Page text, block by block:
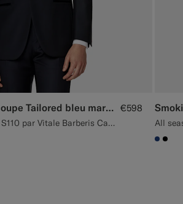
Smoking Havana coupe Tailored bleu marine
All season Pure laine S110 par Vitale Barberis Canonico, Italie
€598